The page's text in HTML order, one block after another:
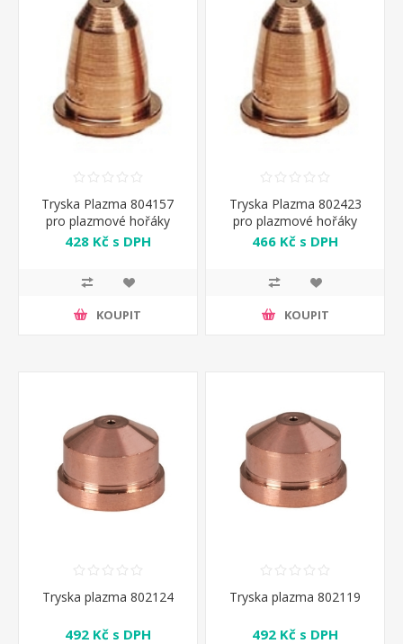
Tryska Plazma 804157
pro plazmové hořáky
428 Kč s DPH
KOUPIT
Tryska Plazma 802423
pro plazmové hořáky
466 Kč s DPH
KOUPIT
Tryska plazma 802124
492 Kč s DPH
Tryska plazma 802119
492 Kč s DPH